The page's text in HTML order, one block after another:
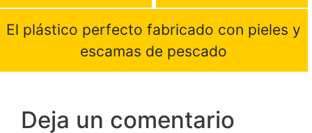
El plástico perfecto fabricado con pieles y
escamas de pescado
Deja un comentario